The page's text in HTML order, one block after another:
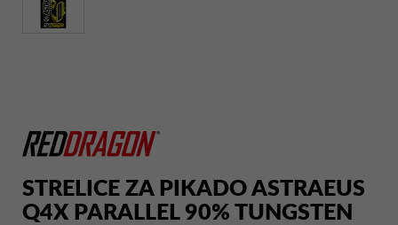
STRELICE ZA PIKADO ASTRAEUS
Q4X PARALLEL 90% TUNGSTEN